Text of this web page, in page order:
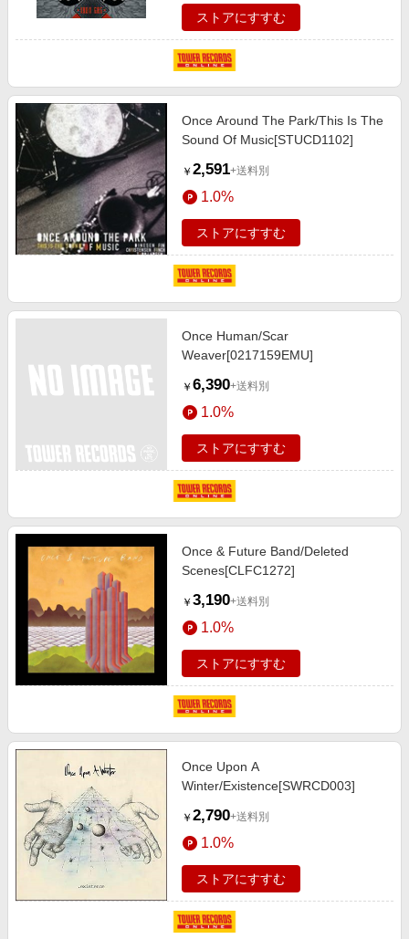
ストアにすすむ
Once Around The Park/This Is The
Sound Of Music[STUCD1102]
￥ 2,591+送料別
1.0%
ストアにすすむ
Once Human/Scar
Weaver[0217159EMU]
￥ 6,390+送料別
1.0%
ストアにすすむ
Once & Future Band/Deleted
Scenes[CLFC1272]
￥ 3,190+送料別
1.0%
ストアにすすむ
Once Upon A
Winter/Existence[SWRCD003]
￥ 2,790+送料別
1.0%
ストアにすすむ